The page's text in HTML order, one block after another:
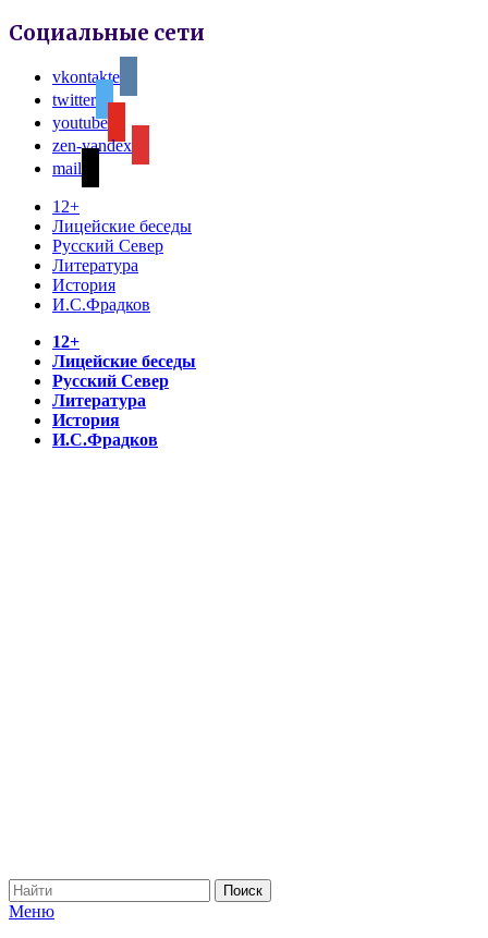
Социальные сети
vkontakte
twitter
youtube
zen-yandex
mail
12+
Лицейские беседы
Русский Север
Литература
История
И.С.Фрадков
12+
Лицейские беседы
Русский Север
Литература
История
И.С.Фрадков
Меню